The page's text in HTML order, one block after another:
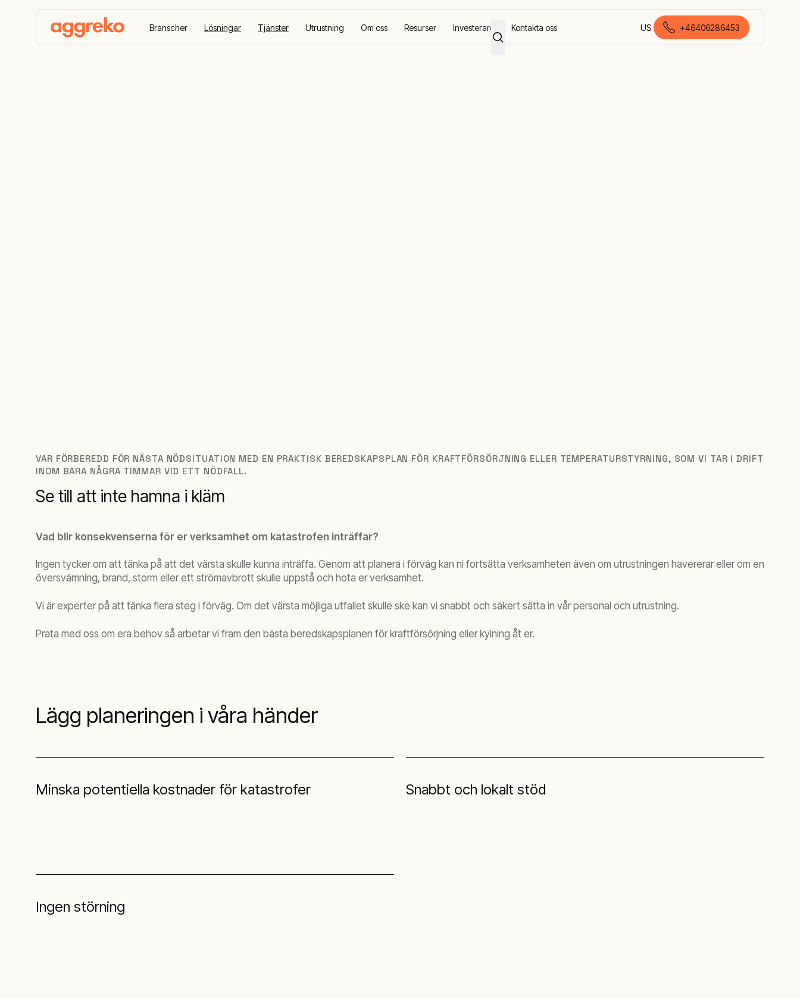
Branscher Lösningar Tjänster Utrustning Om oss Resurser Investerare Kontakta oss US
svenska (Sverige)
+46406286453
VAR FÖRBEREDD FÖR NÄSTA NÖDSITUATION MED EN PRAKTISK BEREDSKAPSPLAN FÖR KRAFTFÖRSÖRJNING ELLER TEMPERATURSTYRNING, SOM VI TAR I DRIFT
INOM BARA NÅGRA TIMMAR VID ETT NÖDFALL.
Se till att inte hamna i kläm
Vad blir konsekvenserna för er verksamhet om katastrofen inträffar?
Ingen tycker om att tänka på att det värsta skulle kunna inträffa. Genom att planera i förväg kan ni fortsätta verksamheten även om utrustningen havererar eller om en
översvämning, brand, storm eller ett strömavbrott skulle uppstå och hota er verksamhet.
Vi är experter på att tänka flera steg i förväg. Om det värsta möjliga utfallet skulle ske kan vi snabbt och säkert sätta in vår personal och utrustning.
Prata med oss om era behov så arbetar vi fram den bästa beredskapsplanen för kraftförsörjning eller kylning åt er.
Lägg planeringen i våra händer
Minska potentiella kostnader för katastrofer Snabbt och lokalt stöd
Ingen störning